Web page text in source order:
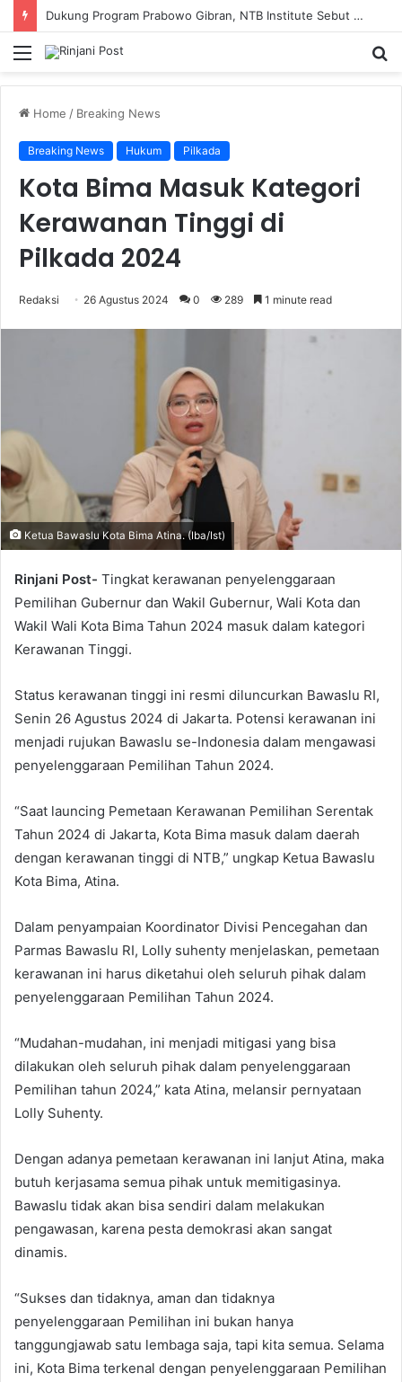
Dukung Program Prabowo Gibran, NTB Institute Sebut MBG dan Kopdes Solusi Percepatan Pembangunan Daerah 3T
Menu
Home / Breaking News
Breaking News Hukum Pilkada
Kota Bima Masuk Kategori
Kerawanan Tinggi di
Pilkada 2024
Redaksi 26 Agustus 2024 0 289 1 minute read
Ketua Bawaslu Kota Bima Atina. (Iba/Ist)
Rinjani Post- Tingkat kerawanan penyelenggaraan
Pemilihan Gubernur dan Wakil Gubernur, Wali Kota dan
Wakil Wali Kota Bima Tahun 2024 masuk dalam kategori
Kerawanan Tinggi.
Status kerawanan tinggi ini resmi diluncurkan Bawaslu RI,
Senin 26 Agustus 2024 di Jakarta. Potensi kerawanan ini
menjadi rujukan Bawaslu se-Indonesia dalam mengawasi
penyelenggaraan Pemilihan Tahun 2024.
“Saat launcing Pemetaan Kerawanan Pemilihan Serentak
Tahun 2024 di Jakarta, Kota Bima masuk dalam daerah
dengan kerawanan tinggi di NTB,” ungkap Ketua Bawaslu
Kota Bima, Atina.
Dalam penyampaian Koordinator Divisi Pencegahan dan
Parmas Bawaslu RI, Lolly suhenty menjelaskan, pemetaan
kerawanan ini harus diketahui oleh seluruh pihak dalam
penyelenggaraan Pemilihan Tahun 2024.
“Mudahan-mudahan, ini menjadi mitigasi yang bisa
dilakukan oleh seluruh pihak dalam penyelenggaraan
Pemilihan tahun 2024,” kata Atina, melansir pernyataan
Lolly Suhenty.
Dengan adanya pemetaan kerawanan ini lanjut Atina, maka
butuh kerjasama semua pihak untuk memitigasinya.
Bawaslu tidak akan bisa sendiri dalam melakukan
pengawasan, karena pesta demokrasi akan sangat
dinamis.
“Sukses dan tidaknya, aman dan tidaknya
penyelenggaraan Pemilihan ini bukan hanya
tanggungjawab satu lembaga saja, tapi kita semua. Selama
ini, Kota Bima terkenal dengan penyelenggaraan Pemilihan